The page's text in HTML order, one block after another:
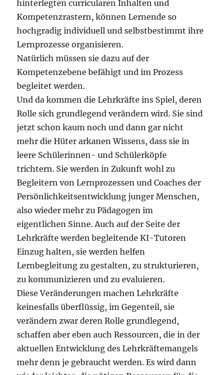
hinterlegten curricularen Inhalten und
Kompetenzrastern, können Lernende so
hochgradig individuell und selbstbestimmt ihre
Lernprozesse organisieren.
Natürlich müssen sie dazu auf der
Kompetenzebene befähigt und im Prozess
begleitet werden.
Und da kommen die Lehrkräfte ins Spiel, deren
Rolle sich grundlegend verändern wird. Sie sind
jetzt schon kaum noch und dann gar nicht
mehr die Hüter arkanen Wissens, dass sie in
leere Schülerinnen- und Schülerköpfe
trichtern. Sie werden in Zukunft wohl zu
Begleitern von Lernprozessen und Coaches der
Persönlichkeitsentwicklung junger Menschen,
also wieder mehr zu Pädagogen im
eigentlichen Sinne. Auch auf der Seite der
Lehrkräfte werden begleitende KI-Tutoren
Einzug halten, sie werden helfen
Lernbegleitung zu gestalten, zu strukturieren,
zu kommunizieren und zu evaluieren.
Diese Veränderungen machen Lehrkräfte
keinesfalls überflüssig, im Gegenteil, sie
verändern zwar deren Rolle grundlegend,
schaffen aber eben auch Ressourcen, die in der
aktuellen Entwicklung des Lehrkräftemangels
mehr denn je gebraucht werden. Es wird dann